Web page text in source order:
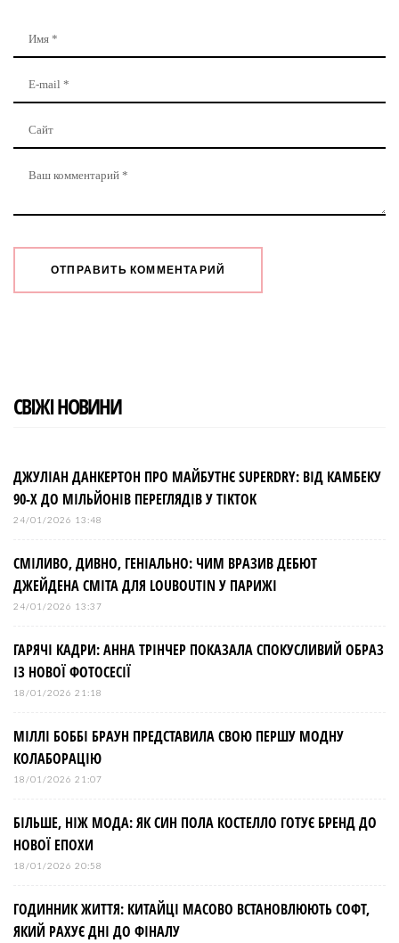
СВІЖІ НОВИНИ
ДЖУЛІАН ДАНКЕРТОН ПРО МАЙБУТНЄ SUPERDRY: ВІД КАМБЕКУ
90-Х ДО МІЛЬЙОНІВ ПЕРЕГЛЯДІВ У TIKTOK
24/01/2026 13:48
СМІЛИВО, ДИВНО, ГЕНІАЛЬНО: ЧИМ ВРАЗИВ ДЕБЮТ
ДЖЕЙДЕНА СМІТА ДЛЯ LOUBOUTIN У ПАРИЖІ
24/01/2026 13:37
ГАРЯЧІ КАДРИ: АННА ТРІНЧЕР ПОКАЗАЛА СПОКУСЛИВИЙ ОБРАЗ
ІЗ НОВОЇ ФОТОСЕСІЇ
18/01/2026 21:18
МІЛЛІ БОББІ БРАУН ПРЕДСТАВИЛА СВОЮ ПЕРШУ МОДНУ
КОЛАБОРАЦІЮ
18/01/2026 21:07
БІЛЬШЕ, НІЖ МОДА: ЯК СИН ПОЛА КОСТЕЛЛО ГОТУЄ БРЕНД ДО
НОВОЇ ЕПОХИ
18/01/2026 20:58
ГОДИННИК ЖИТТЯ: КИТАЙЦІ МАСОВО ВСТАНОВЛЮЮТЬ СОФТ,
ЯКИЙ РАХУЄ ДНІ ДО ФІНАЛУ